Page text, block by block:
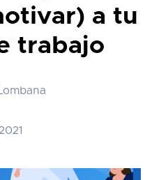
a tu
trabajo